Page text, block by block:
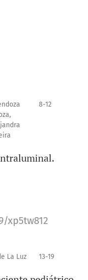
clínica, como el
con síndrome
de un
de un
comparten un
temprano, la
de
en ciencia básica,
que aporta
que subyacen a las
Estos
8-12
xp5tw812
La Luz
13-19